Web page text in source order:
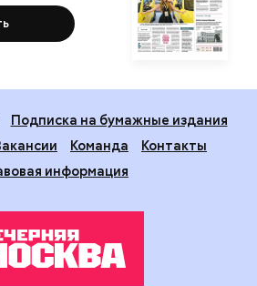
Подписка на бумажные издания
Команда
Контакты
информация